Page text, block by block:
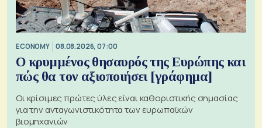
ECONOMY 08.08.2026, 07:00
Ο κρυμμένος θησαυρός της Ευρώπης και
πώς θα τον αξιοποιήσει [γράφημα]
Οι κρίσιμες πρώτες ύλες είναι καθοριστικής σημασίας
για την ανταγωνιστικότητα των ευρωπαϊκών
βιομηχανιών